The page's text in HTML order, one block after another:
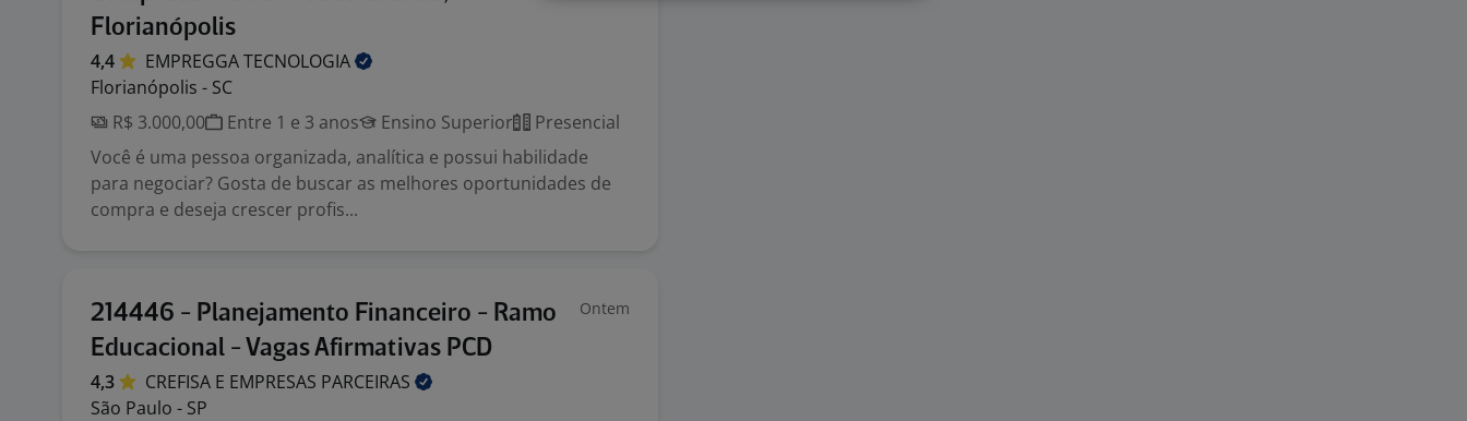
Florianópolis
4,4 EMPREGGATECNOLOGIA
Florianópolis - SC
R$ 3.000,00
Entre 1 e 3 anos Ensino Superior
Presencial
Você é uma pessoa organizada, analítica e possui habilidade
para negociar? Gosta de buscar as melhores oportunidades de
compra e deseja crescer profis...
214446 - Planejamento Financeiro - Ramo
Educacional - Vagas Afirmativas PCD
Ontem
4,3 CREFISA E EMPRESAS PARCEIRAS
São Paulo - SP